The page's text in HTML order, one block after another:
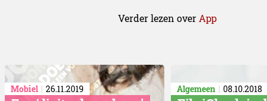
Verder lezen overApp
Mobiel 26.11.2019 Algemeen 08.10.2018